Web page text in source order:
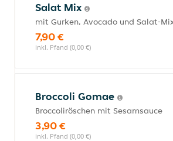
Salat Mix
mit Gurken, Avocado und Salat-
7,90 €
inkl. Pfand (0,00 €)
Broccoli Gomae
Broccoliröschen mit Sesamsauce
3,90 €
inkl. Pfand (0,00 €)